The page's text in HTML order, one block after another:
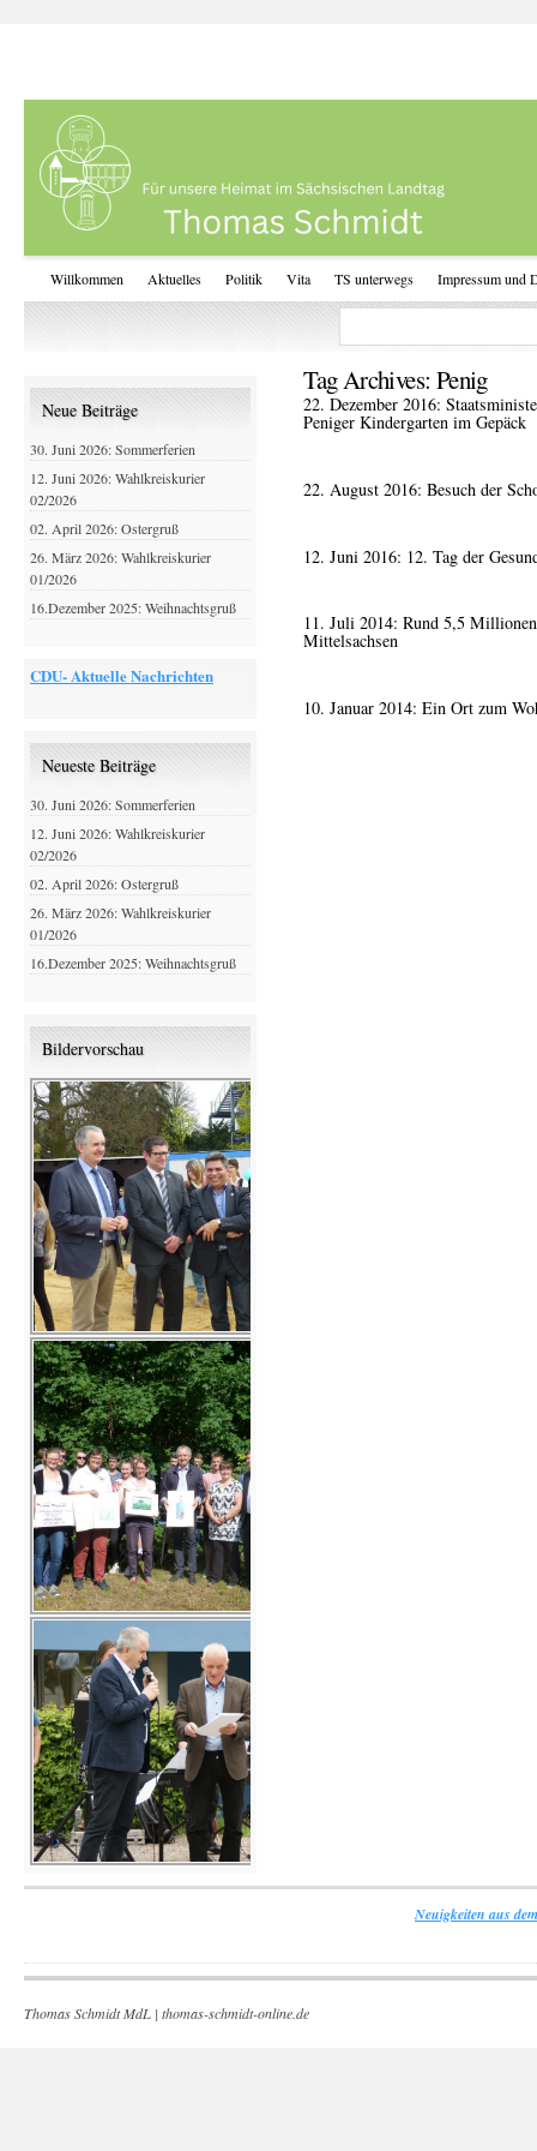
Willkommen Aktuelles Politik Vita TS unterwegs Impressum und
Tag Archives: Penig
22. Dezember 2016:
Peniger Kindergarten im Gepäck
22. August 2016: Besuch der
12. Juni 2016: 12. Tag der
11. Juli 2014: Rund 5,5
Mittelsachsen
10. Januar 2014: Ein Ort zum
Neue Beiträge
30. Juni 2026: Sommerferien
12. Juni 2026: Wahlkreiskurier
02/2026
02. April 2026: Ostergruß
26. März 2026: Wahlkreiskurier
01/2026
16.Dezember 2025: Weihnachtsgruß
CDU- Aktuelle Nachrichten
Neueste Beiträge
30. Juni 2026: Sommerferien
12. Juni 2026: Wahlkreiskurier
02/2026
02. April 2026: Ostergruß
26. März 2026: Wahlkreiskurier
01/2026
16.Dezember 2025: Weihnachtsgruß
Bildervorschau
Neuigkeiten aus
Thomas Schmidt MdL | thomas-schmidt-online.de